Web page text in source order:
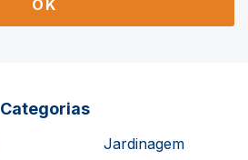
Categorias
Jardinagem